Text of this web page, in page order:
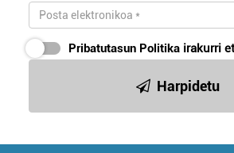
Pribatutasun Politika irakurri
Harpidetu